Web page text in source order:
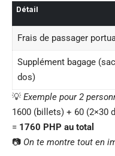
Détail
Frais de passager
Supplément bagage
dos)
💡 Exemple pour 2
1600 (billets) + 60 (2×30
= 1760 PHP au total
📷 On te montre tout en